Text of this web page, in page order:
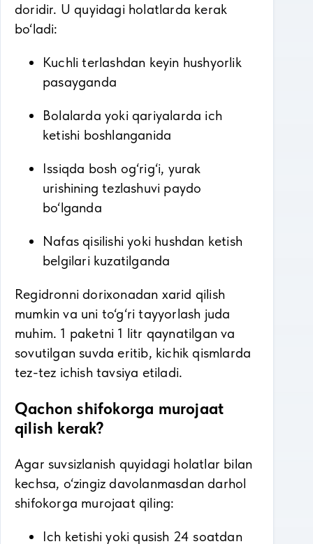
doridir. U quyidagi holatlarda kerak
bo‘ladi:
Kuchli terlashdan keyin hushyorlik
pasayganda
Bolalarda yoki qariyalarda ich
ketishi boshlanganida
Issiqda bosh og‘rig‘i, yurak
urishining tezlashuvi paydo
bo‘lganda
Nafas qisilishi yoki hushdan ketish
belgilari kuzatilganda
Regidronni dorixonadan xarid qilish
mumkin va uni to‘g‘ri tayyorlash juda
muhim. 1 paketni 1 litr qaynatilgan va
sovutilgan suvda eritib, kichik qismlarda
tez-tez ichish tavsiya etiladi.
Qachon shifokorga murojaat
qilish kerak?
Agar suvsizlanish quyidagi holatlar bilan
kechsa, o‘zingiz davolanmasdan darhol
shifokorga murojaat qiling:
Ich ketishi yoki qusish 24 soatdan